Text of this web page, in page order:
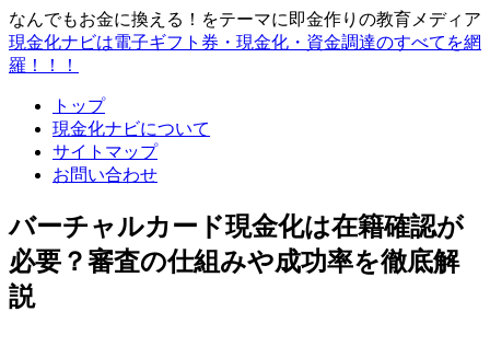
なんでもお金に換える！をテーマに即金作りの教育メディア
現金化ナビは電子ギフト券・現金化・資金調達のすべてを網
羅！！！
トップ
現金化ナビについて
サイトマップ
お問い合わせ
バーチャルカード現金化は在籍確認が
必要？審査の仕組みや成功率を徹底解
説